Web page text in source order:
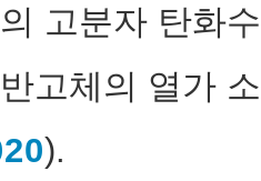
고분자 탄화
고체의 열가
).